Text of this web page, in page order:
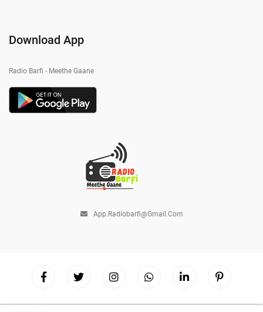
Download App
Radio Barfi - Meethe Gaane
App.radiobarfi@gmail.com